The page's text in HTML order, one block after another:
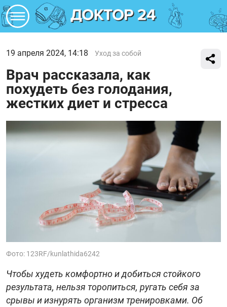
19 апреля 2024, 14:18 Уход за собой
Врач рассказала, как
похудеть без голодания,
жестких диет и стресса
Фото: 123RF/kunlathida6242
Чтобы худеть комфортно и добиться стойкого
результата, нельзя торопиться, ругать себя за
срывы и изнурять организм тренировками. Об